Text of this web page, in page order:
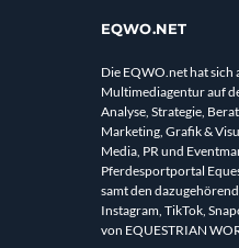
EQWO.NET
Die EQWO.net hat sich
Multimediagentur auf
Analyse, Strategie,
Marketing, Grafik &
Media, PR und
Pferdesportportal
samt den
Instagram, TikTok,
von EQUESTRIAN